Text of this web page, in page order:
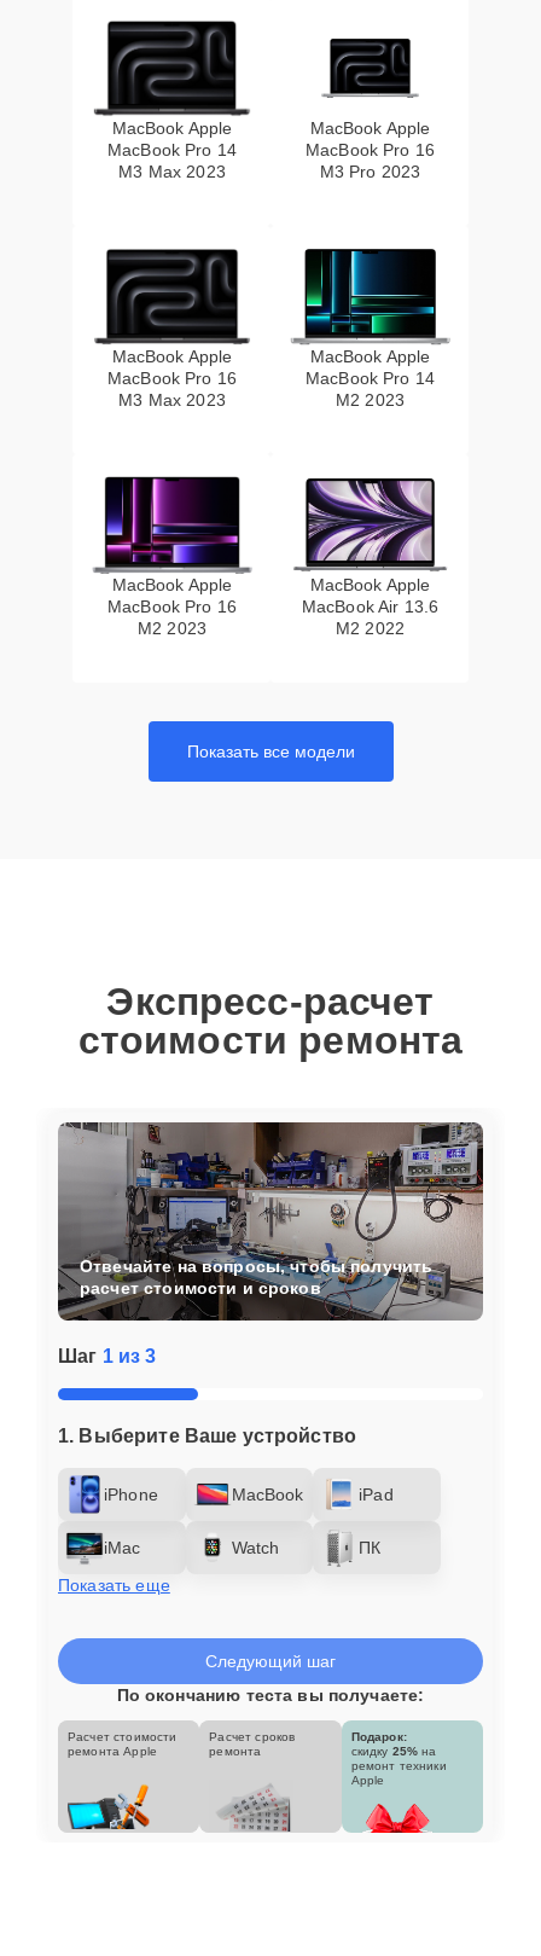
MacBook Apple
MacBook Pro 14
M3 Max 2023
MacBook Apple
MacBook Pro 16
M3 Pro 2023
MacBook Apple
MacBook Pro 16
M3 Max 2023
MacBook Apple
MacBook Pro 14
M2 2023
MacBook Apple
MacBook Pro 16
M2 2023
MacBook Apple
MacBook Air 13.6
M2 2022
Показать все модели
Экспресс-расчет
стоимости ремонта
Шаг 1 из 3
1. Выберите Ваше устройство
iPhone MacBook iPad
iMac Watch
ПК
Показать еще
Отвечайте на вопросы, чтобы получить
расчет стоимости и сроков
Следующий шаг
По окончанию теста вы получаете:
Расчет стоимости
ремонта Apple
Расчет сроков
ремонта
Подарок:
скидку 25% на
ремонт техники
Apple